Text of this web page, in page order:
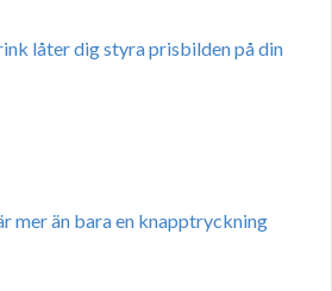
låter dig styra prisbilden på din
mer än bara en knapptryckning